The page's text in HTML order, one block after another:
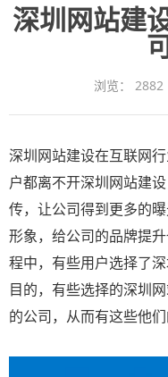
深圳网站建
浏览： 2882
深圳网站建设在互联网
户都离不开深圳网站建
传，让公司得到更多的
形象，给公司的品牌提
程中，有些用户选择了
目的，有些选择的深圳
的公司，从而有这些他